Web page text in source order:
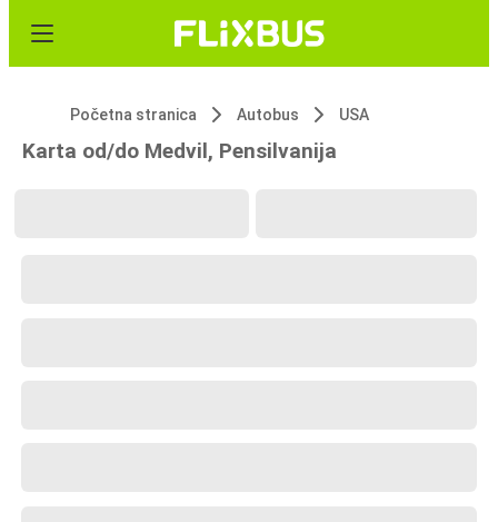
Početna stranica Autobus USA
Karta od/do Medvil, Pensilvanija